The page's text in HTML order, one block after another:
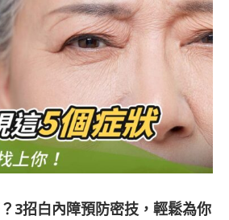
3招白內障預防密技，輕鬆為你